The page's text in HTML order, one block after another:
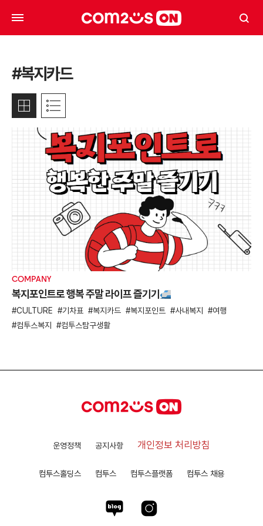
#복지카드
COMPANY
복지포인트로 행복 주말 라이프 즐기기
CULTURE 기차표 복지카드 복지포인트 사내복지
여행
컴투스복지
컴투스탐구생활
운영정책 공지사항 개인정보 처리방침
컴투스홀딩스 컴투스 컴투스플랫폼 컴투스 채용